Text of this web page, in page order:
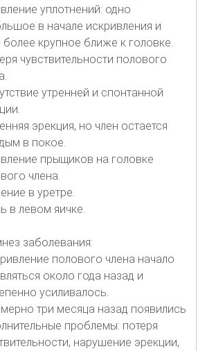
уплотнений: одно
в начале искривления и
более крупное ближе к головке.
чувствительности полового
утренней и спонтанной
эрекция, но член остается
в покое.
прыщиков на головке
члена.
в уретре.
в левом яичке.
заболевания:
полового члена начало
около года назад и
усиливалось.
три месяца назад появились
проблемы: потеря
нарушение эрекции,